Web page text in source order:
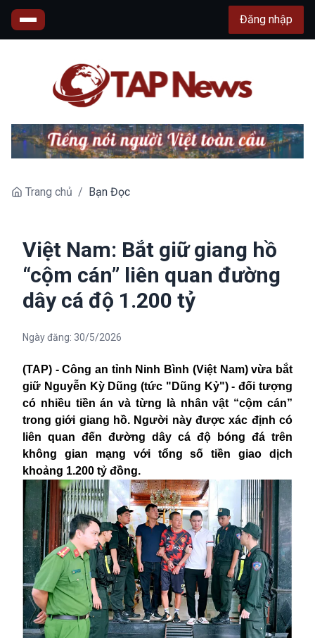
Đăng nhập
Trang chủ / Bạn Đọc
Việt Nam: Bắt giữ giang hồ
“cộm cán” liên quan đường
dây cá độ 1.200 tỷ
Ngày đăng: 30/5/2026
(TAP) - Công an tỉnh Ninh Bình (Việt Nam) vừa bắt
giữ Nguyễn Kỳ Dũng (tức "Dũng Kỷ") - đối tượng
có nhiều tiền án và từng là nhân vật “cộm cán”
trong giới giang hồ. Người này được xác định có
liên quan đến đường dây cá độ bóng đá trên
không gian mạng với tổng số tiền giao dịch
khoảng 1.200 tỷ đồng.